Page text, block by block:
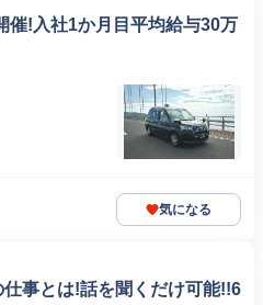
催!入社1か月目平均給与30万
気になる
仕事とは!話を聞くだけ可能!!6